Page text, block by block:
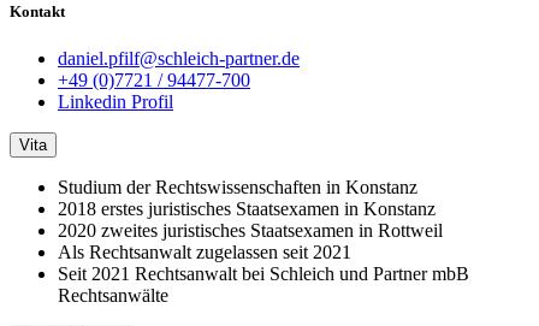
Kontakt
daniel.pfilf@schleich-partner.de
+49 (0)7721 / 94477-700
Linkedin Profil
Vita
Studium der Rechtswissenschaften in Konstanz
2018 erstes juristisches Staatsexamen in Konstanz
2020 zweites juristisches Staatsexamen in Rottweil
Als Rechtsanwalt zugelassen seit 2021
Seit 2021 Rechtsanwalt bei Schleich und Partner mbB
Rechtsanwälte